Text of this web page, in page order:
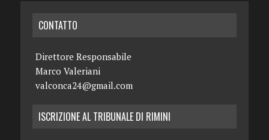
CONTATTO
Direttore Responsabile
Marco Valeriani
valconca24@gmail.com
ISCRIZIONE AL TRIBUNALE DI RIMINI